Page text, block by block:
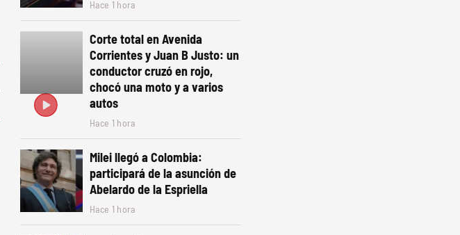
Hace 1 hora
Corte total en Avenida
Corrientes y Juan B Justo: un
conductor cruzó en rojo,
chocó una moto y a varios
autos
Hace 1 hora
Milei llegó a Colombia:
participará de la asunción de
Abelardo de la Espriella
Hace 1 hora